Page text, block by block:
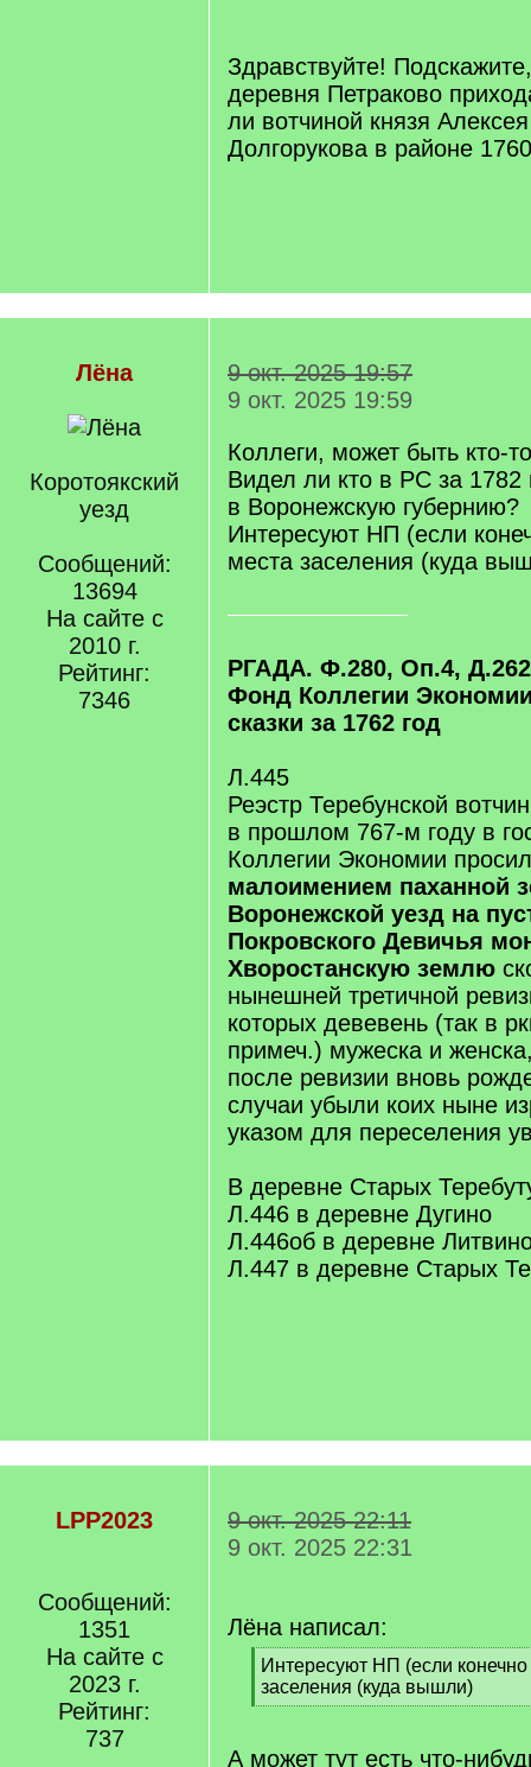
Здравствуйте!
деревня Петраково
ли вотчиной князя
Долгорукова в районе
Лёна
Коротоякский
уезд
Сообщений:
13694
На сайте с
2010 г.
Рейтинг:
7346
9 окт. 2025 19:57
9 окт. 2025 19:59
Коллеги, может быть кто-
Видел ли кто в РС за 1782
в Воронежскую губернию?
Интересуют НП (если
места заселения (куда
РГАДА. Ф.280, Оп.4,
Фонд Коллегии
сказки за 1762 год
Л.445
Реэстр Теребунской
в прошлом 767-м году в
Коллегии Экономии
малоимением паханной
Воронежской уезд на
Покровского Девичья
Хворостанскую землю
нынешней третичной
которых девевень (так в
примеч.) мужеска и
после ревизии вновь
случаи убыли коих ныне
указом для переселения
В деревне Старых
Л.446 в деревне Дугино
Л.446об в деревне
Л.447 в деревне Старых
LPP2023
Сообщений:
1351
На сайте с
2023 г.
Рейтинг:
737
9 окт. 2025 22:11
9 окт. 2025 22:31
Лёна написал:
[
q
]
Интересуют НП (если
заселения (куда вышли)
[
q
А может тут есть что-